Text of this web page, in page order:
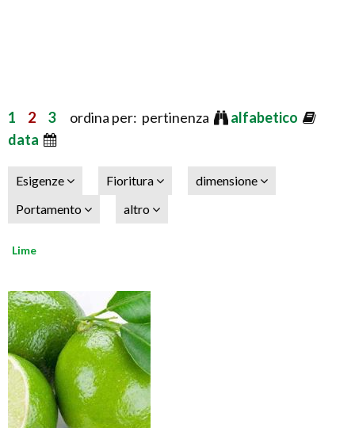
1 2 3ordina per: pertinenza
alfabetico
data
Esigenze Fioritura
dimensione
Portamento
altro
Lime